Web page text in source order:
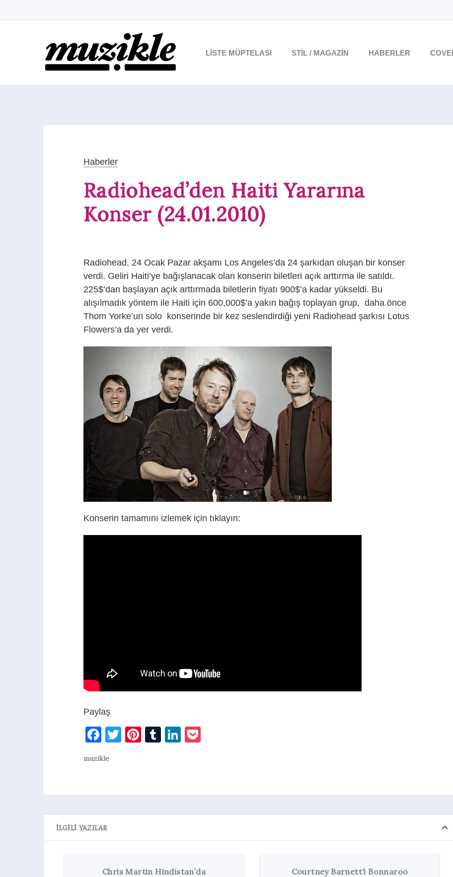
LISTE MÜPTELASI STIL / MAGAZIN HABERLER
Haberler
Radiohead’den Haiti Yararına
Konser (24.01.2010)
Radiohead, 24 Ocak Pazar akşamı Los Angeles’da 24 şarkıdan oluşan bir konser
verdi. Geliri Haiti’ye bağışlanacak olan konserin biletleri açık arttırma ile satıldı.
225$’dan başlayan açık arttırmada biletlerin fiyatı 900$’a kadar yükseldi. Bu
alışılmadık yöntem ile Haiti için 600,000$’a yakın bağış toplayan grup, daha önce
Thom Yorke’un solo konserinde bir kez seslendirdiği yeni Radiohead şarkısı Lotus
Flowers’a da yer verdi.
Konserin tamamını izlemek için tıklayın:
Paylaş
Facebook
TwitterPinterest
TumblrLinkedIn
muzikle
İLGILI YAZILAR
Chris Martin Hindistan’da
Courtney Barnett’i Bonnaroo
The